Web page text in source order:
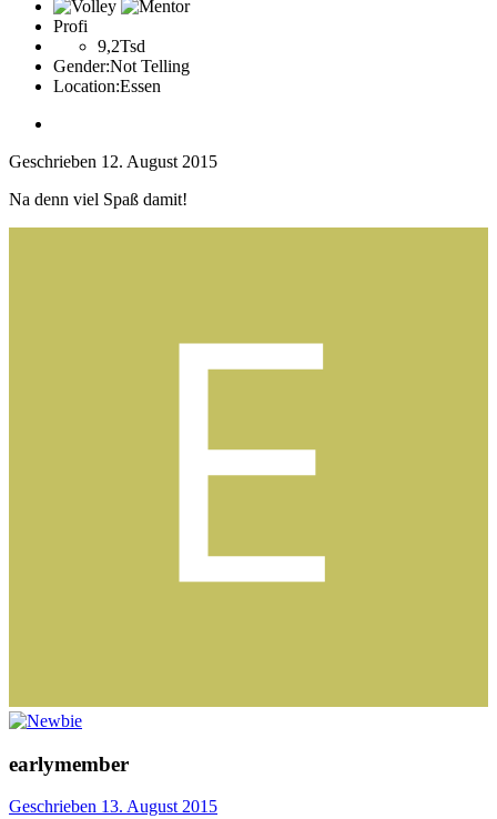
Profi
9,2Tsd
Gender:Not Telling
Location:Essen
Geschrieben 12. August 2015
Na denn viel Spaß damit!
earlymember
Geschrieben 13. August 2015